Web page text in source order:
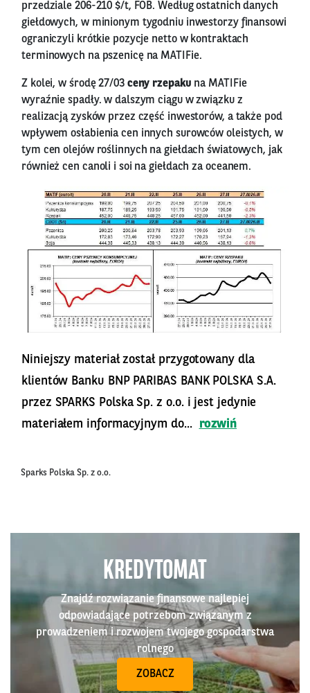
przedziale 206-210 $/t, FOB. Według ostatnich danych
giełdowych, w minionym tygodniu inwestorzy finansowi
ograniczyli krótkie pozycje netto w kontraktach
terminowych na pszenicę na MATIFie.
Z kolei, w środę 27/03 ceny rzepaku na MATIFie
wyraźnie spadły. w dalszym ciągu w związku z
realizacją zysków przez część inwestorów, a także pod
wpływem osłabienia cen innych surowców oleistych, w
tym cen olejów roślinnych na giełdach światowych, jak
również cen canoli i soi na giełdach za oceanem.
Niniejszy materiał został przygotowany dla
klientów Banku BNP PARIBAS BANK POLSKA S.A.
przez SPARKS Polska Sp. z o.o. i jest jedynie
materiałem informacyjnym do...
rozwiń
Sparks Polska Sp. z o.o.
KREDYTOMAT
Znajdź rozwiązanie finansowe najlepiej
odpowiadające potrzebom związanym z
prowadzeniem i rozwojem twojego gospodarstwa
rolnego
ZOBACZ